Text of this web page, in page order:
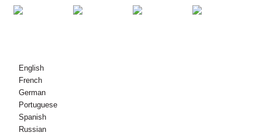
English
French
German
Portuguese
Spanish
Russian